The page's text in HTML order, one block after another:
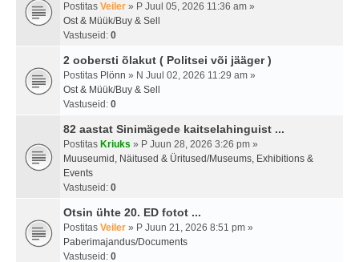
Postitas Veiler » P Juul 05, 2026 11:36 am »
Ost & Müük/Buy & Sell
Vastuseid: 0
2 oobersti õlakut ( Politsei või jääger )
Postitas Plönn » N Juul 02, 2026 11:29 am »
Ost & Müük/Buy & Sell
Vastuseid: 0
82 aastat Sinimägede kaitselahinguist ...
Postitas Kriuks » P Juun 28, 2026 3:26 pm »
Muuseumid, Näitused & Üritused/Museums, Exhibitions &
Events
Vastuseid: 0
Otsin ühte 20. ED fotot ...
Postitas Veiler » P Juun 21, 2026 8:51 pm »
Paberimajandus/Documents
Vastuseid: 0